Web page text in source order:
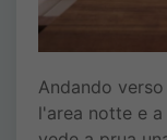
Andando
l'area notte e